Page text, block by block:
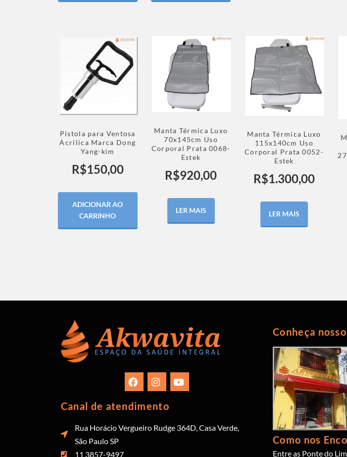
Pistola para Ventosa
Acrílica Marca Dong
Yang-kim
R$150,00
ADICIONAR AO
CARRINHO
Manta Térmica Luxo
70x145cm Uso
Corporal Prata 0068-
Estek
R$920,00
LER MAIS
Manta Térmica Luxo
115x140cm Uso
Corporal Prata 0052-
Estek
R$1.300,00
LER MAIS
Canal de atendimento
Rua Horácio Vergueiro Rudge 364D, Casa Verde,
São Paulo SP
11 3857-9497
Conheça
Como nos
Entre as Ponte do